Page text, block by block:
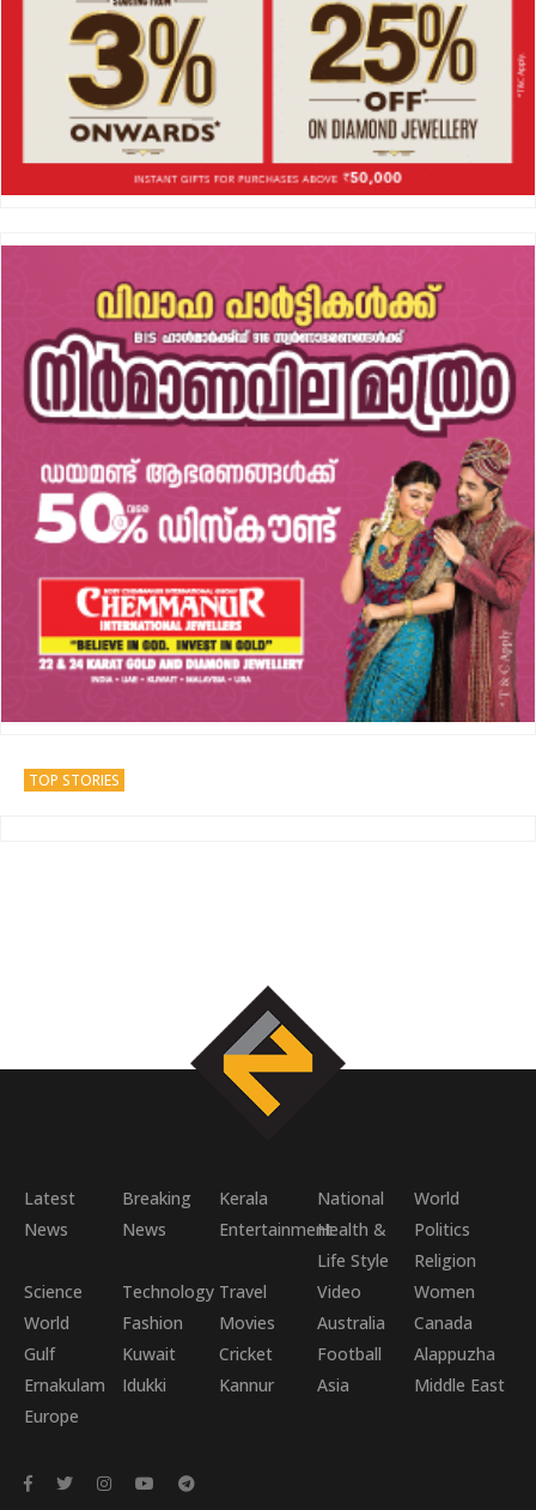
TOP STORIES
Latest
News
Breaking
News
Kerala National
World
EntertainmentHealth &
Life Style
Politics
Religion
Science
World
Technology Travel Video
Women
Fashion
Movies Australia
Canada
Gulf
Kuwait Cricket Football
Alappuzha
Ernakulam
Idukki Kannur Asia
Middle East
Europe